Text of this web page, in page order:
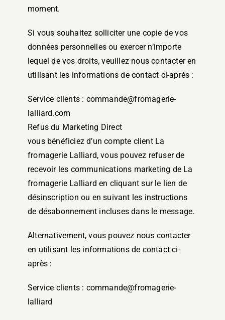
moment.
Si vous souhaitez solliciter une copie de vos
données personnelles ou exercer n’importe
lequel de vos droits, veuillez nous contacter en
utilisant les informations de contact ci-après :
Service clients : commande@fromagerie-
lalliard.com
Refus du Marketing Direct
vous bénéficiez d’un compte client La
fromagerie Lalliard, vous pouvez refuser de
recevoir les communications marketing de La
fromagerie Lalliard en cliquant sur le lien de
désinscription ou en suivant les instructions
de désabonnement incluses dans le message.
Alternativement, vous pouvez nous contacter
en utilisant les informations de contact ci-
après :
Service clients : commande@fromagerie-
lalliard